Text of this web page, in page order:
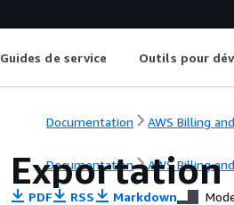
Guides de service Outils pour
Documentation AWS Billing
Documentation AWS Billing
Exportation
PDF RSS Markdown